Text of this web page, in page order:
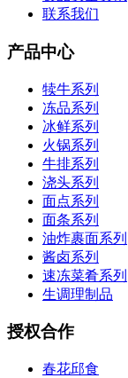
联系我们
产品中心
犊牛系列
冻品系列
冰鲜系列
火锅系列
牛排系列
浇头系列
面点系列
面条系列
油炸裹面系列
酱卤系列
速冻菜肴系列
生调理制品
授权合作
春花邱食